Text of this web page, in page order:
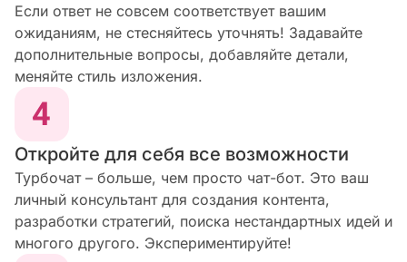
Если ответ не совсем соответствует вашим
ожиданиям, не стесняйтесь уточнять! Задавайте
дополнительные вопросы, добавляйте детали,
меняйте стиль изложения.
Откройте для себя все возможности
Турбочат – больше, чем просто чат-бот. Это ваш
личный консультант для создания контента,
разработки стратегий, поиска нестандартных идей и
многого другого. Экспериментируйте!